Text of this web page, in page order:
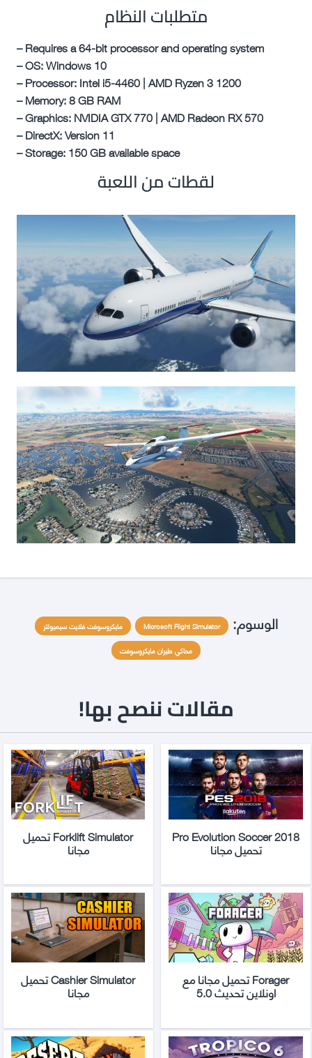
متطلبات النظام
– Requires a 64-bit processor and operating system
– OS: Windows 10
– Processor: Intel i5-4460 | AMD Ryzen 3 1200
– Memory: 8 GB RAM
– Graphics: NVIDIA GTX 770 | AMD Radeon RX 570
– DirectX: Version 11
– Storage: 150 GB available space
لقطات من اللعبة
الوسوم: Microsoft Flight Simulator
مايكروسوفت فلايت سيميولتر
محاكي طيران مايكروسوفت
مقالات ننصح بها!
Pro Evolution Soccer 2018
تحميل مجانا
Forklift Simulator تحميل
مجانا
Forager تحميل مجانا مع
اونلاين تحديث 5.0
Cashier Simulator تحميل
مجانا